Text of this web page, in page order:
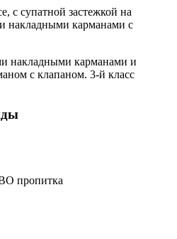
с супатной застежкой на
накладными карманами с
накладными карманами и
с клапаном. 3-й класс
пропитка